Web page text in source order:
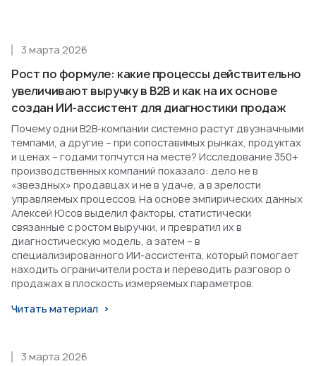
Рост по формуле: какие процессы действительно
увеличивают выручку в B2B и как на их основе
создан ИИ-ассистент для диагностики продаж
3 марта 2026
Почему одни B2B-компании системно растут двузначными
темпами, а другие – при сопоставимых рынках, продуктах
и ценах – годами топчутся на месте? Исследование 350+
производственных компаний показало: дело не в
«звездных» продавцах и не в удаче, а в зрелости
управляемых процессов. На основе эмпирических данных
Алексей Юсов выделил факторы, статистически
связанные с ростом выручки, и превратил их в
диагностическую модель, а затем – в
специализированного ИИ-ассистента, который помогает
находить ограничители роста и переводить разговор о
продажах в плоскость измеряемых параметров.
Читать материал
3 марта 2026